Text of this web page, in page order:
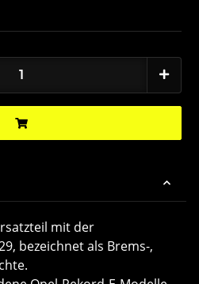
mit der
bezeichnet als Brems-,